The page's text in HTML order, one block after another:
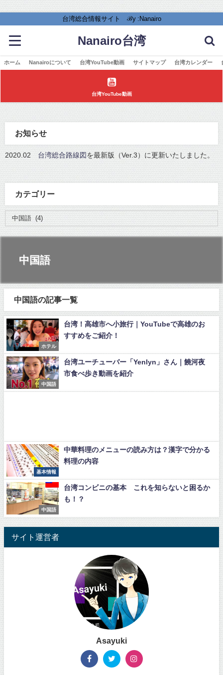
台湾総合情報サイト ℬy :Nanairo
Nanairo台湾
ホーム Nanairoについて 台湾YouTube動画 サイトマップ 台湾カレンダー
台湾YouTube動画
お知らせ
2020.02 台湾総合路線図 を最新版（Ver.3）に更新いたしました。
カテゴリー
中国語
中国語の記事一覧
ホテル
台湾！高雄市へ小旅行｜YouTubeで高雄のお
すすめをご紹介！
中国語
台湾ユーチューバー「Yenlyn」さん｜饒河夜
市食べ歩き動画を紹介
基本情報
中華料理のメニューの読み方は？漢字で分かる
料理の内容
中国語
台湾コンビニの基本 これを知らないと困るか
も！？
サイト運営者
Asayuki